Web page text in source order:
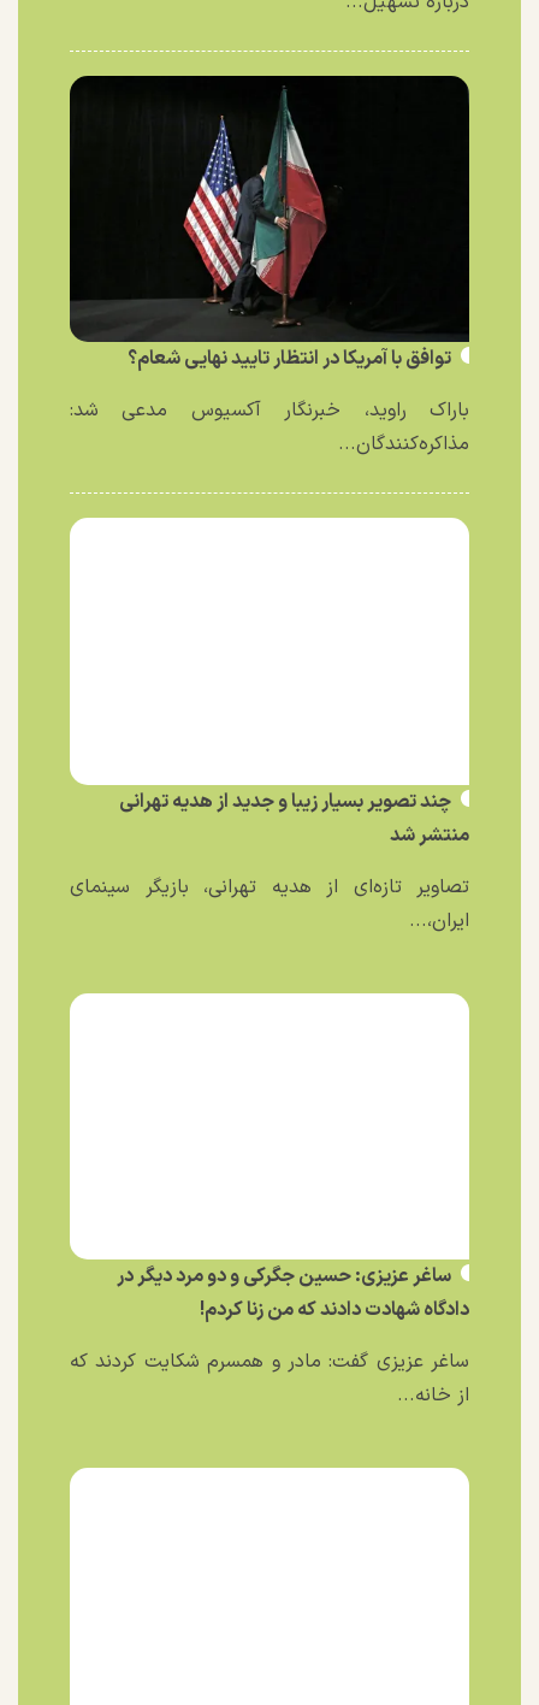
توافق با آمریکا در انتظار تایید نهایی شعام؟
باراک راوید، خبرنگار آکسیوس مدعی شد:
مذاکره‌کنندگان...
چند تصویر بسیار زیبا و جدید از هدیه تهرانی
منتشر شد
تصاویر تازه‌ای از هدیه تهرانی، بازیگر سینمای
ایران،...
ساغر عزیزی: حسین جگرکی و دو مرد دیگر در
دادگاه شهادت دادند که من زنا کردم!
ساغر عزیزی گفت: مادر و همسرم شکایت کردند که
از خانه...